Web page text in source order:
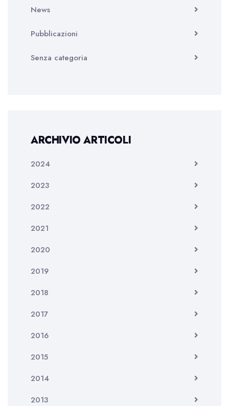
News
Pubblicazioni
Senza categoria
ARCHIVIO ARTICOLI
2024
2023
2022
2021
2020
2019
2018
2017
2016
2015
2014
2013